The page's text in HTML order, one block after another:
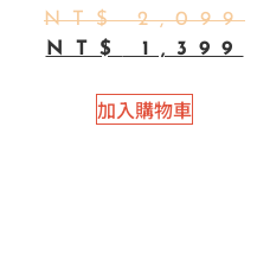
NT$2,099
NT$
1,399
加入購物車